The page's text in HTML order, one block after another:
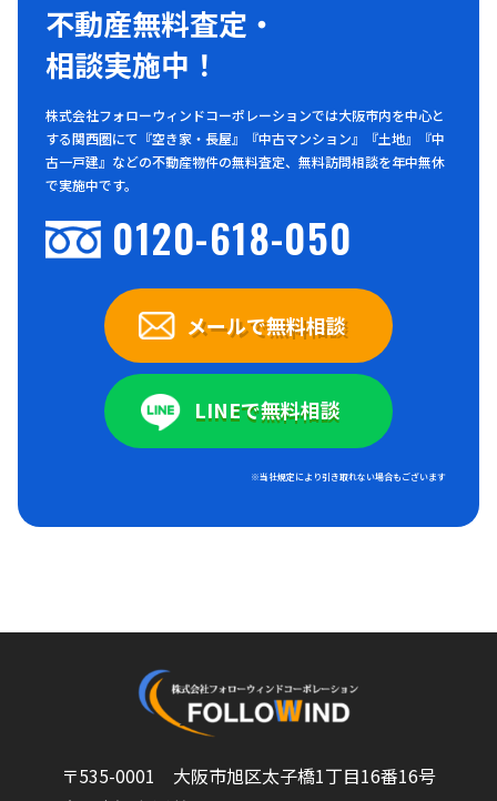
不動産無料査定・
相談実施中！
株式会社フォローウィンドコーポレーションでは大阪市内を中心と
する関西圏にて『空き家・長屋』『中古マンション』『土地』『中
古一戸建』などの不動産物件の無料査定、無料訪問相談を年中無休
で実施中です。
0120-618-050
メールで無料相談
LINEで無料相談
※当社規定により引き取れない場合もございます
〒535-0001 大阪市旭区太子橋1丁目16番16号